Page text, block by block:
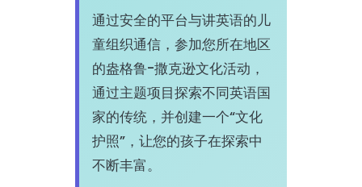
通过安全的平台与讲英语的儿
童组织通信，参加您所在地区
的盎格鲁-撒克逊文化活动，
通过主题项目探索不同英语国
家的传统，并创建一个“文化
护照”，让您的孩子在探索中
不断丰富。